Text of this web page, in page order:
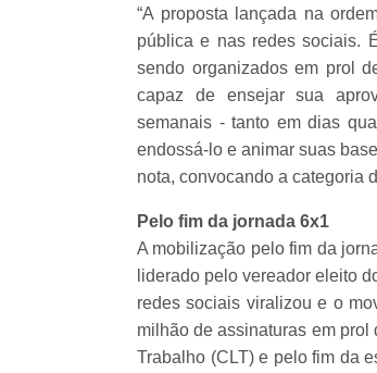
“A proposta lançada na
pública e nas redes sociais.
sendo organizados em prol
capaz de ensejar sua
semanais - tanto em dias
endossá-lo e animar suas
nota, convocando a categoria
Pelo fim da jornada 6x1
A mobilização pelo fim da
liderado pelo vereador eleito
redes sociais viralizou e o
milhão de assinaturas em
Trabalho (CLT) e pelo fim da